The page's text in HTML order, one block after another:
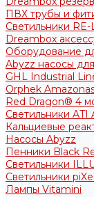
ПВХ трубы и
Светильники RE-
Dreambox
Оборудование
Abyzz насосы
GHL Industrial
Orphek
Red Dragon® 4
Светильники ATI
Кальциевые
Насосы Abyzz
Пенники Black
Светильники
Светильники piXel
Лампы Vitamini